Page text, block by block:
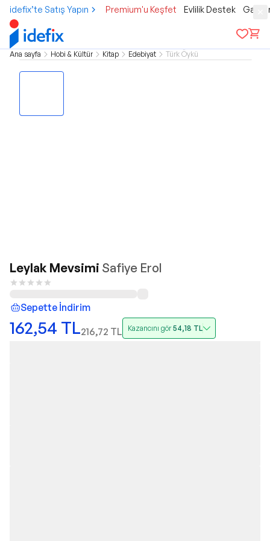
idefix’te Satış Yapın Premium'u Keşfet Evlilik Destek
Ana sayfa Hobi & Kültür Kitap Edebiyat Türk Öykü
Leylak Mevsimi Safiye Erol
Sepette İndirim
162,54 TL216,72 TL Kazancını gör54,18 TL